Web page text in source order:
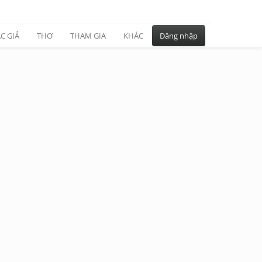
GIẢ THƠ THAM GIA KHÁC Đăng nhập